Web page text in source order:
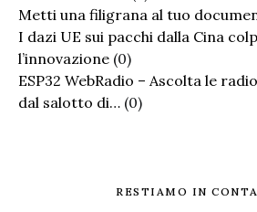
Metti una filigrana al tuo
I dazi UE sui pacchi dalla Cina
l’innovazione (0)
ESP32 WebRadio – Ascolta le
dal salotto di… (0)
RESTIAMO IN